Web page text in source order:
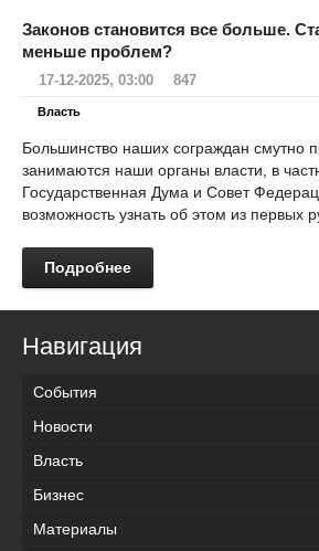
Законов становится все больше.
меньше проблем?
17-12-2025, 03:00 847
Власть
Большинство наших сограждан смутно
занимаются наши органы власти, в
Государственная Дума и Совет
возможность узнать об этом из первых
Подробнее
Навигация
События
Новости
Власть
Бизнес
Материалы